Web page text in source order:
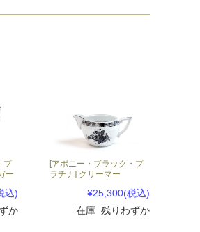
プ
ー
込)
か
[アポニー・ブラック・プ
ラチナ] クリーマー
¥25,300(税込)
在庫 残りわずか